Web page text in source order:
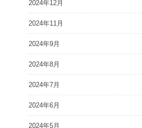
2024年12月
2024年11月
2024年9月
2024年8月
2024年7月
2024年6月
2024年5月